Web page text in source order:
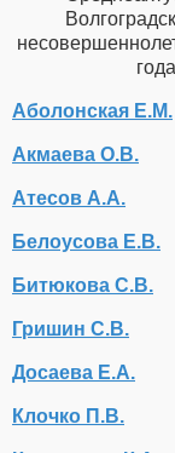
Аболонская Е.М.
Акмаева О.В.
Атесов А.А.
Белоусова Е.В.
Битюкова С.В.
Гришин С.В.
Досаева Е.А.
Клочко П.В.